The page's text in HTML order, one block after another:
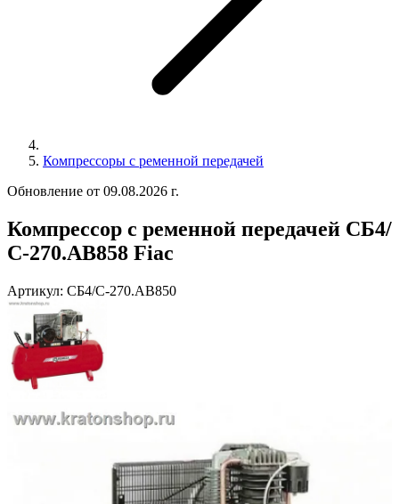
Компрессоры с ременной передачей
Обновление от 09.08.2026 г.
Компрессор с ременной передачей СБ4/
С-270.АВ858 Fiac
Артикул: СБ4/С-270.АВ850